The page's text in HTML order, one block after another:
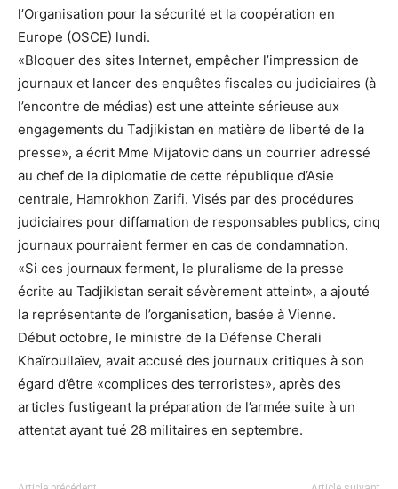
l’Organisation pour la sécurité et la coopération en
Europe (OSCE) lundi.
«Bloquer des sites Internet, empêcher l’impression de
journaux et lancer des enquêtes fiscales ou judiciaires (à
l’encontre de médias) est une atteinte sérieuse aux
engagements du Tadjikistan en matière de liberté de la
presse», a écrit Mme Mijatovic dans un courrier adressé
au chef de la diplomatie de cette république d’Asie
centrale, Hamrokhon Zarifi. Visés par des procédures
judiciaires pour diffamation de responsables publics, cinq
journaux pourraient fermer en cas de condamnation.
«Si ces journaux ferment, le pluralisme de la presse
écrite au Tadjikistan serait sévèrement atteint», a ajouté
la représentante de l’organisation, basée à Vienne.
Début octobre, le ministre de la Défense Cherali
Khaïroullaïev, avait accusé des journaux critiques à son
égard d’être «complices des terroristes», après des
articles fustigeant la préparation de l’armée suite à un
attentat ayant tué 28 militaires en septembre.